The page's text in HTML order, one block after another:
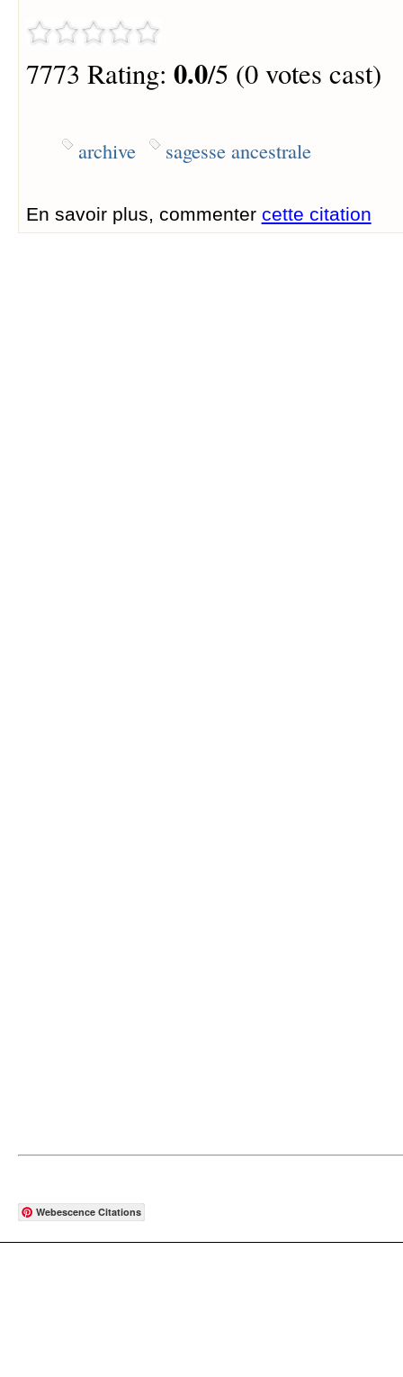
7773 Rating: 0.0/5 (0 votes cast)
archive sagesse ancestrale
En savoir plus, commenter cette citation
Webescence Citations